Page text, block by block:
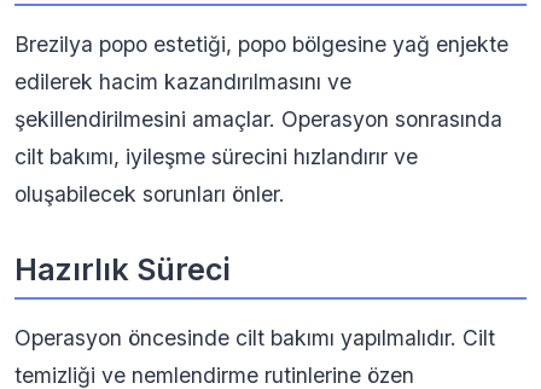
Brezilya popo estetiği, popo bölgesine yağ enjekte
edilerek hacim kazandırılmasını ve
şekillendirilmesini amaçlar. Operasyon sonrasında
cilt bakımı, iyileşme sürecini hızlandırır ve
oluşabilecek sorunları önler.
Hazırlık Süreci
Operasyon öncesinde cilt bakımı yapılmalıdır. Cilt
temizliği ve nemlendirme rutinlerine özen